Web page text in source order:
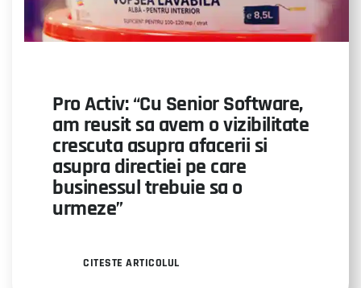
Pro Activ: “Cu Senior Software,
am reusit sa avem o vizibilitate
crescuta asupra afacerii si
asupra directiei pe care
businessul trebuie sa o
urmeze”
CITESTE ARTICOLUL